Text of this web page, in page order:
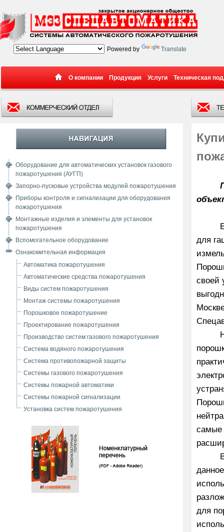
Powered by Translate
О компании Продукция Услуги Техническая
Оборудование для автоматических установок газового
пожаротушения (АУГП)
Запорно-пусковые устройства модулей пожаротушения
Приборы контроля и сигнализации для оборудования
пожаротушения
Монтажные изделия и элементы для установок
пожаротушения
Вспомогательное оборудование
Ознакомительная информация
Автоматика пожаротушения
Автоматические средства пожаротушения
Виды систем пожаротушения
Монтаж системы пожаротушения
Порошковое пожаротушение
Проектирование пожаротушения
Производство систем газового пожаротушения
Система водяного пожаротушения
Система противопожарной защиты
Системы газового пожаротушения
Системы пожарной автоматики
Системы пожарной сигнализации
Установка систем пожаротушения
для
своей
самые
для